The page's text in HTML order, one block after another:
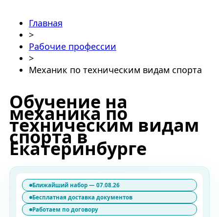
Главная
>
Рабочие профессии
>
Механик по техническим видам спорта
Обучение на
механика по
техническим видам
спорта в
Екатеринбурге
Ближайший набор — 07.08.26
Бесплатная доставка документов
Работаем по договору